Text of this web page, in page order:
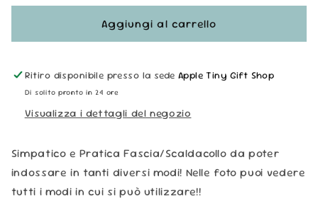
per
Multiuso
Universo
Campeggio
per
Scaldacollo
Multiuso
Universo
Aggiungi al carrello
Ritiro disponibile presso la sede Apple Tiny Gift Shop
Di solito pronto in 24 ore
Visualizza i dettagli del negozio
Simpatico e Pratica Fascia/Scaldacollo da poter
indossare in tanti diversi modi! Nelle foto puoi vedere
tutti i modi in cui si può utilizzare!!